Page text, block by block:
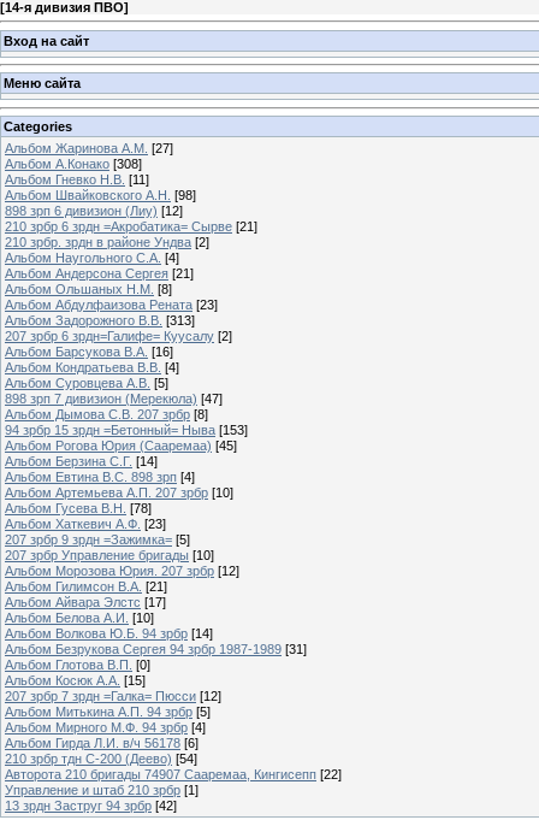
[14-я дивизия ПВО]
Вход на сайт
Меню сайта
Categories
Альбом Жаринова А.М. [27]
Альбом А.Конако [308]
Альбом Гневко Н.В. [11]
Альбом Швайковского А.Н. [98]
898 зрп 6 дивизион (Лиу) [12]
210 зрбр 6 зрдн =Акробатика= Сырве [21]
210 зрбр. зрдн в районе Ундва [2]
Альбом Наугольного С.А. [4]
Альбом Андерсона Сергея [21]
Альбом Ольшаных Н.М. [8]
Альбом Абдулфаизова Рената [23]
Альбом Задорожного В.В. [313]
207 зрбр 6 зрдн=Галифе= Куусалу [2]
Альбом Барсукова В.А. [16]
Альбом Кондратьева В.В. [4]
Альбом Суровцева А.В. [5]
898 зрп 7 дивизион (Мерекюла) [47]
Альбом Дымова С.В. 207 зрбр [8]
94 зрбр 15 зрдн =Бетонный= Ныва [153]
Альбом Рогова Юрия (Сааремаа) [45]
Альбом Берзина С.Г. [14]
Альбом Евтина В.С. 898 зрп [4]
Альбом Артемьева А.П. 207 зрбр [10]
Альбом Гусева В.Н. [78]
Альбом Хаткевич А.Ф. [23]
207 зрбр 9 зрдн =Зажимка= [5]
207 зрбр Управление бригады [10]
Альбом Морозова Юрия. 207 зрбр [12]
Альбом Гилимсон В.А. [21]
Альбом Айвара Элстс [17]
Альбом Белова А.И. [10]
Альбом Волкова Ю.Б. 94 зрбр [14]
Альбом Безрукова Сергея 94 зрбр 1987-1989 [31]
Альбом Глотова В.П. [0]
Альбом Косюк А.А. [15]
207 зрбр 7 зрдн =Галка= Пюсси [12]
Альбом Митькина А.П. 94 зрбр [5]
Альбом Мирного М.Ф. 94 зрбр [4]
Альбом Гирда Л.И. в/ч 56178 [6]
210 зрбр тдн С-200 (Деево) [54]
Авторота 210 бригады 74907 Сааремаа, Кингисепп [22]
Управление и штаб 210 зрбр [1]
13 зрдн Заструг 94 зрбр [42]